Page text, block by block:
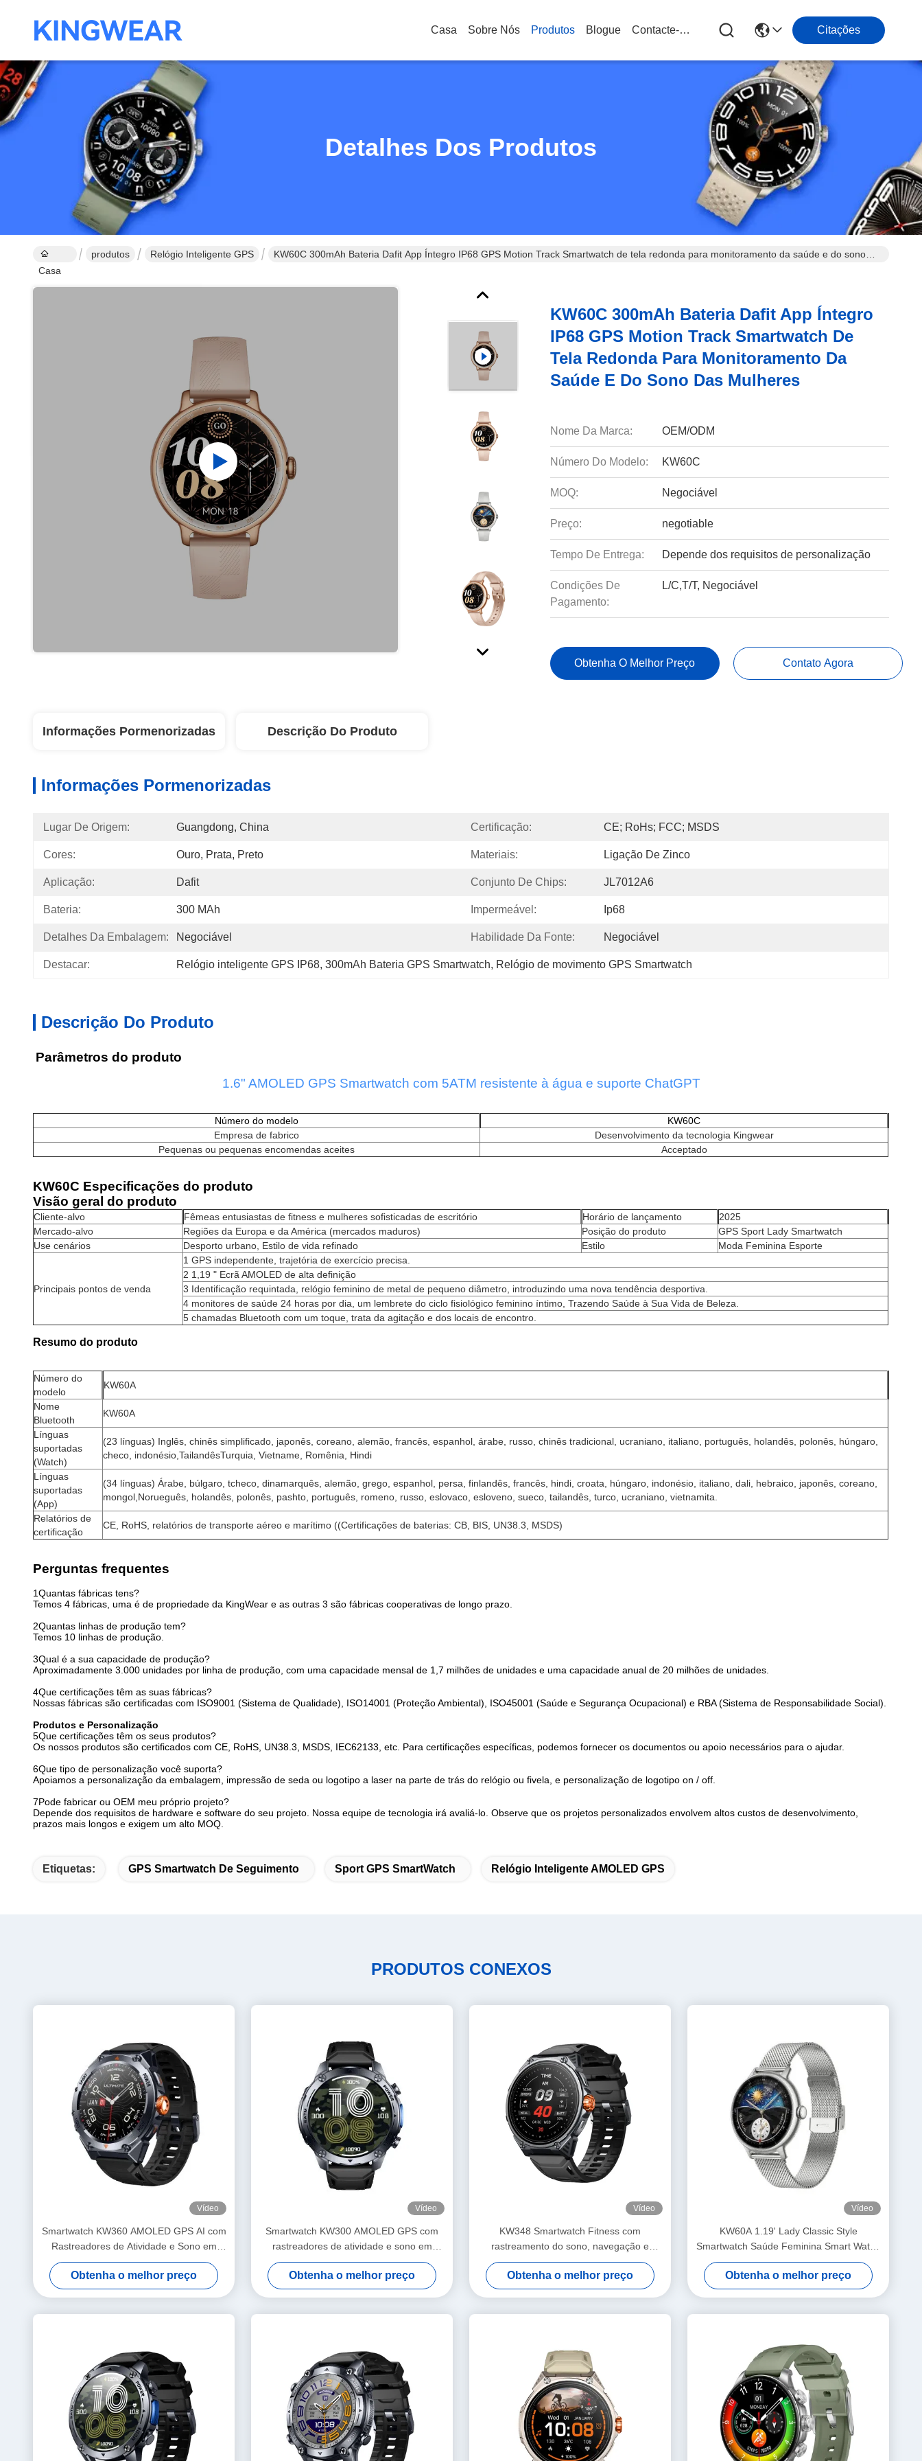
Casa Sobre Nós Produtos Blogue Contacte-Nos Citações
Detalhes Dos Produtos
Casa
produtos Relógio Inteligente GPS
KW60C 300mAh Bateria Dafit App Íntegro IP68 GPS Motion Track Smartwatch de tela redonda para monitoramento da saúde e do sono
KW60C 300mAh Bateria Dafit App Íntegro
IP68 GPS Motion Track Smartwatch De
Tela Redonda Para Monitoramento Da
Saúde E Do Sono Das Mulheres
Nome Da Marca: OEM/ODM
Número Do Modelo: KW60C
MOQ: Negociável
Preço: negotiable
Tempo De Entrega: Depende dos requisitos de personalização
Condições De
Pagamento:
L/C,T/T, Negociável
Obtenha O Melhor Preço Contato Agora
Informações Pormenorizadas Descrição Do Produto
Informações Pormenorizadas
Lugar De Origem: Guangdong, China Certificação: CE; RoHs; FCC; MSDS
Cores: Ouro, Prata, Preto Materiais: Ligação De Zinco
Aplicação: Dafit Conjunto De Chips: JL7012A6
Bateria: 300 MAh Impermeável: Ip68
Detalhes Da Embalagem: Negociável Habilidade Da Fonte: Negociável
Destacar: Relógio inteligente GPS IP68, 300mAh Bateria GPS Smartwatch, Relógio de movimento GPS Smartwatch
Descrição Do Produto
Parâmetros do produto
1.6" AMOLED GPS Smartwatch com 5ATM resistente à água e suporte ChatGPT
Número do modelo
KW60C
Empresa de fabrico
Desenvolvimento da tecnologia Kingwear
Pequenas ou pequenas encomendas aceites
Acceptado
KW60C Especificações do produto
Visão geral do produto
Cliente-alvo Fêmeas entusiastas de fitness e mulheres sofisticadas de escritório Horário de lançamento
2025
Mercado-alvo
Regiões da Europa e da América (mercados maduros) Posição do produto
GPS Sport Lady Smartwatch
Use cenários
Desporto urbano, Estilo de vida refinado Estilo Moda Feminina Esporte
Principais pontos de venda
1 GPS independente, trajetória de exercício precisa.
2 1,19 " Ecrã AMOLED de alta definição
3 Identificação requintada, relógio feminino de metal de pequeno diâmetro, introduzindo uma nova tendência desportiva.
4 monitores de saúde 24 horas por dia, um lembrete do ciclo fisiológico feminino íntimo, Trazendo Saúde à Sua Vida de Beleza.
5 chamadas Bluetooth com um toque, trata da agitação e dos locais de encontro.
Resumo do produto
Número do
modelo
KW60A
Nome
Bluetooth
KW60A
Línguas
suportadas
(Watch)
(23 línguas) Inglês, chinês simplificado, japonês, coreano, alemão, francês, espanhol, árabe, russo, chinês tradicional, ucraniano, italiano, português, holandês, polonês, húngaro,
checo, indonésio,TailandêsTurquia, Vietname, Romênia, Hindi
Línguas
suportadas
(App)
(34 línguas) Árabe, búlgaro, tcheco, dinamarquês, alemão, grego, espanhol, persa, finlandês, francês, hindi, croata, húngaro, indonésio, italiano, dali, hebraico, japonês, coreano,
mongol,Norueguês, holandês, polonês, pashto, português, romeno, russo, eslovaco, esloveno, sueco, tailandês, turco, ucraniano, vietnamita.
Relatórios de
certificação
CE, RoHS, relatórios de transporte aéreo e marítimo ((Certificações de baterias: CB, BIS, UN38.3, MSDS)
Perguntas frequentes
1Quantas fábricas tens?
Temos 4 fábricas, uma é de propriedade da KingWear e as outras 3 são fábricas cooperativas de longo prazo.
2Quantas linhas de produção tem?
Temos 10 linhas de produção.
3Qual é a sua capacidade de produção?
Aproximadamente 3.000 unidades por linha de produção, com uma capacidade mensal de 1,7 milhões de unidades e uma capacidade anual de 20 milhões de unidades.
4Que certificações têm as suas fábricas?
Nossas fábricas são certificadas com ISO9001 (Sistema de Qualidade), ISO14001 (Proteção Ambiental), ISO45001 (Saúde e Segurança Ocupacional) e RBA (Sistema de Responsabilidade Social).
Produtos e Personalização
5Que certificações têm os seus produtos?
Os nossos produtos são certificados com CE, RoHS, UN38.3, MSDS, IEC62133, etc. Para certificações específicas, podemos fornecer os documentos ou apoio necessários para o ajudar.
6Que tipo de personalização você suporta?
Apoiamos a personalização da embalagem, impressão de seda ou logotipo a laser na parte de trás do relógio ou fivela, e personalização de logotipo on / off.
7Pode fabricar ou OEM meu próprio projeto?
Depende dos requisitos de hardware e software do seu projeto. Nossa equipe de tecnologia irá avaliá-lo. Observe que os projetos personalizados envolvem altos custos de desenvolvimento,
prazos mais longos e exigem um alto MOQ.
Etiquetas: GPS Smartwatch De Seguimento Sport GPS SmartWatch Relógio Inteligente AMOLED GPS
PRODUTOS CONEXOS
Vídeo
Smartwatch KW360 AMOLED GPS AI com
Rastreadores de Atividade e Sono em
Tempo Real AI 5ATM à Prova D'água
Obtenha o melhor preço
Vídeo
Smartwatch KW300 AMOLED GPS com
rastreadores de atividade e sono em
tempo real, IA Q&A, à prova d'água 5ATM
Obtenha o melhor preço
Vídeo
KW348 Smartwatch Fitness com
rastreamento do sono, navegação e
recursos alimentados por IA 5ATM
Classificação impermeável e
armazenamento de mídia
Obtenha o melhor preço
Vídeo
KW60A 1.19' Lady Classic Style
Smartwatch Saúde Feminina Smart Watch
IP68 GPS Íntegro Desporto Lady
Smartwatch
Obtenha o melhor preço